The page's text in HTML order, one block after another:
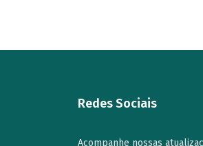
Redes Sociais
Acompanhe nossas